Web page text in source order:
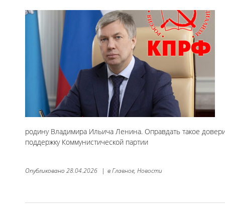
родину Владимира Ильича Ленина. Оправдать такое
поддержку Коммунистической партии
Опубликовано 28.04.2026 | вГлавное, Новости